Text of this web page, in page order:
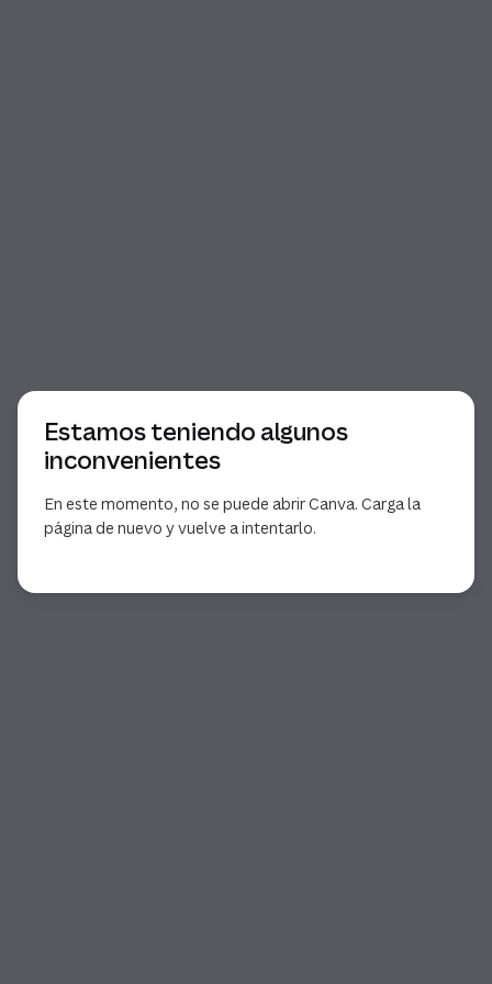
Estamos teniendo algunos
inconvenientes
En este momento, no se puede abrir Canva. Carga la
página de nuevo y vuelve a intentarlo.